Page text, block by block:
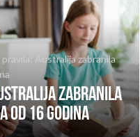
Australija zabranila
zabranila
od 16 godina